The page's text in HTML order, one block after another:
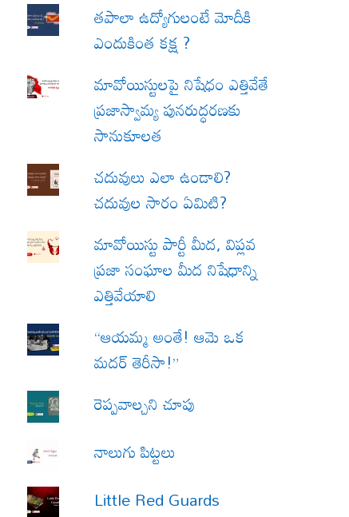
త‌పాలా ఉద్యోగులంటే మోదీకి
ఎందుకింత కక్ష ?
మావోయిస్టులపై నిషేధం ఎత్తివేతే
ప్రజాస్వామ్య పునరుద్ధరణకు
సానుకూలత
చదువులు ఎలా ఉండాలి?
చదువుల సారం ఏమిటి?
మావోయిస్టు పార్టీ మీద, విప్లవ
ప్రజా సంఘాల మీద నిషేధాన్ని
ఎత్తివేయాలి
“ఆయమ్మ అంతే! ఆమె ఒక
మదర్ తెరీసా!”
రెప్పవాల్చని చూపు
నాలుగు పిట్టలు
Little Red Guards